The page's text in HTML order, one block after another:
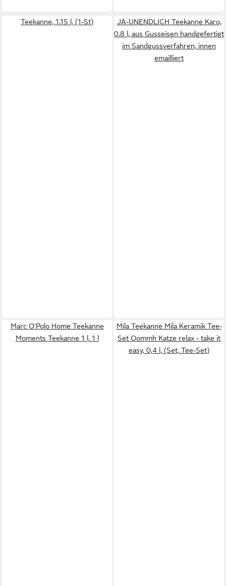
Teekanne, 1.15 l, (1-St)
JA-UNENDLICH Teekanne Karo,
0.8 l, aus Gusseisen handgefertigt
im Sandgussverfahren, innen
emailliert
Marc O'Polo Home Teekanne
Moments Teekanne 1 l, 1 l
Mila Teekanne Mila Keramik Tee-
Set Oommh Katze relax - take it
easy, 0,4 l, (Set, Tee-Set)